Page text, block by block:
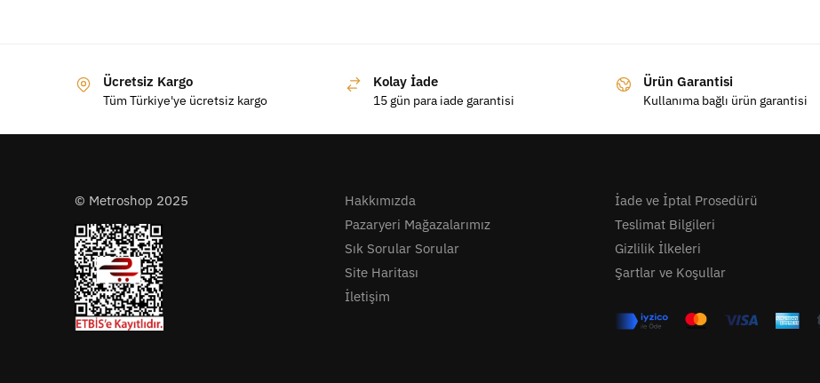
Ücretsiz Kargo
Tüm Türkiye'ye ücretsiz kargo
Kolay İade
15 gün para iade garantisi
Ürün Garantisi
Kullanıma bağlı ürün garantisi
© Metroshop 2025
Hakkımızda
Pazaryeri Mağazalarımız
Sık Sorular Sorular
Site Haritası
İletişim
İade ve İptal Prosedürü
Teslimat Bilgileri
Gizlilik İlkeleri
Şartlar ve Koşullar